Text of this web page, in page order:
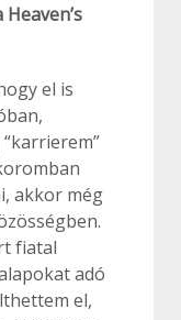
el is
akkor még
fiatal
adó
el,